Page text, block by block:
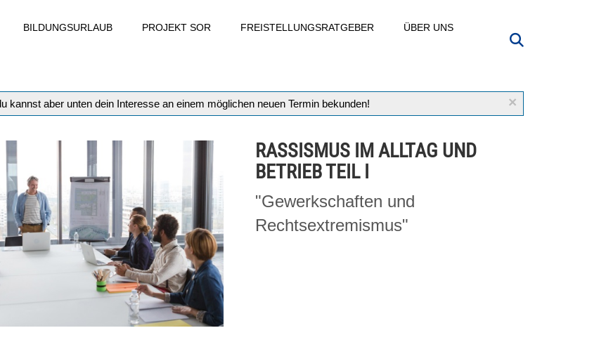
BILDUNGSURLAUB PROJEKT SOR FREISTELLUNGSRATGEBER ÜBER UNS
×
kannst aber unten dein Interesse an einem möglichen neuen Termin bekunden!
RASSISMUS IM ALLTAG UND
BETRIEB TEIL I
"Gewerkschaften und
Rechtsextremismus"